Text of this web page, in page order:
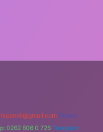
Teams:
0262 606 0 726 Telegram: